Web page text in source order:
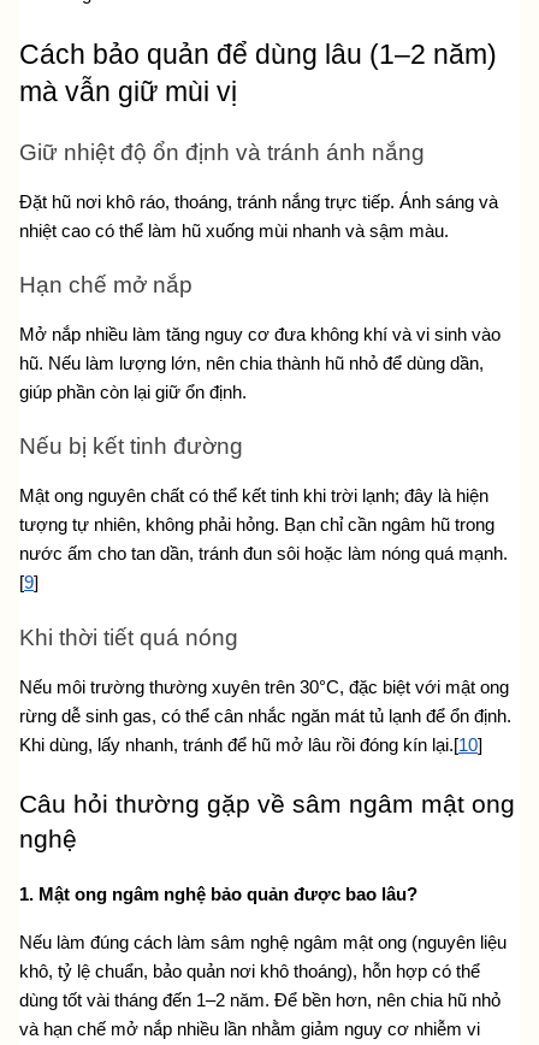
Cách bảo quản để dùng lâu (1–2 năm)
mà vẫn giữ mùi vị
Giữ nhiệt độ ổn định và tránh ánh nắng
Đặt hũ nơi khô ráo, thoáng, tránh nắng trực tiếp. Ánh sáng và
nhiệt cao có thể làm hũ xuống mùi nhanh và sậm màu.
Hạn chế mở nắp
Mở nắp nhiều làm tăng nguy cơ đưa không khí và vi sinh vào
hũ. Nếu làm lượng lớn, nên chia thành hũ nhỏ để dùng dần,
giúp phần còn lại giữ ổn định.
Nếu bị kết tinh đường
Mật ong nguyên chất có thể kết tinh khi trời lạnh; đây là hiện
tượng tự nhiên, không phải hỏng. Bạn chỉ cần ngâm hũ trong
nước ấm cho tan dần, tránh đun sôi hoặc làm nóng quá mạnh.
[9]
Khi thời tiết quá nóng
Nếu môi trường thường xuyên trên 30°C, đặc biệt với mật ong
rừng dễ sinh gas, có thể cân nhắc ngăn mát tủ lạnh để ổn định.
Khi dùng, lấy nhanh, tránh để hũ mở lâu rồi đóng kín lại.[10]
Câu hỏi thường gặp về sâm ngâm mật ong
nghệ
1. Mật ong ngâm nghệ bảo quản được bao lâu?
Nếu làm đúng cách làm sâm nghệ ngâm mật ong (nguyên liệu
khô, tỷ lệ chuẩn, bảo quản nơi khô thoáng), hỗn hợp có thể
dùng tốt vài tháng đến 1–2 năm. Để bền hơn, nên chia hũ nhỏ
và hạn chế mở nắp nhiều lần nhằm giảm nguy cơ nhiễm vi